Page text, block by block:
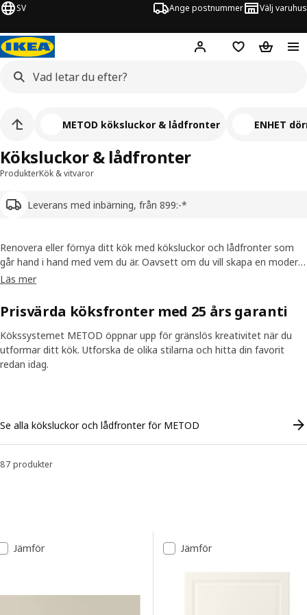
SV Ange postnummer Välj varuhus
Hej! Logga inInköpslistaVarukorg
ProdukterKök & vitvaror
Leverans med inbärning, från 899:-*
Köksluckor & lådfronter
METOD köksluckor & lådfronter ENHET
Renovera eller förnya ditt kök med köksluckor och lådfronter som
går hand i hand med vem du är. Oavsett om du vill skapa en modern
känsla, klassisk charm eller något helt personligt hittar du lösningar
Läs mer
Prisvärda köksfronter med 25 års garanti
Kökssystemet METOD öppnar upp för gränslös kreativitet när du
utformar ditt kök. Utforska de olika stilarna och hitta din favorit
redan idag.
Se alla köksluckor och lådfronter för METOD
Sortera och filtrera
87 produkter
Lista över resultat
Jämför Jämför